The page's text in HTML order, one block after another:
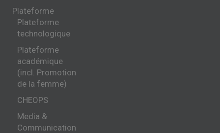
Plateforme
Plateforme
technologique
Plateforme
académique
(incl. Promotion
de la femme)
CHEOPS
Media &
Communication